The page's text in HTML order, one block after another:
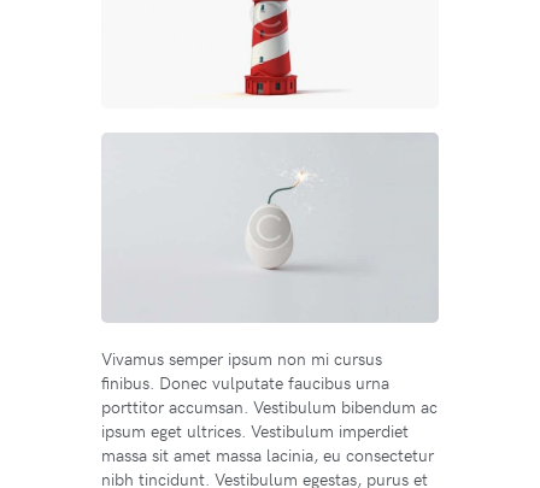
Vivamus semper ipsum non mi cursus
finibus. Donec vulputate faucibus urna
porttitor accumsan. Vestibulum bibendum ac
ipsum eget ultrices. Vestibulum imperdiet
massa sit amet massa lacinia, eu consectetur
nibh tincidunt. Vestibulum egestas, purus et